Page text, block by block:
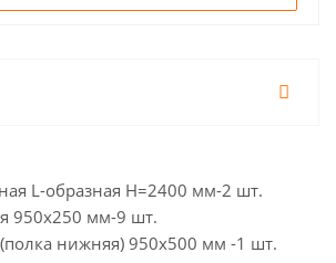
L-образная H=2400 мм-2 шт.
950х250 мм-9 шт.
нижняя) 950х500 мм -1 шт.